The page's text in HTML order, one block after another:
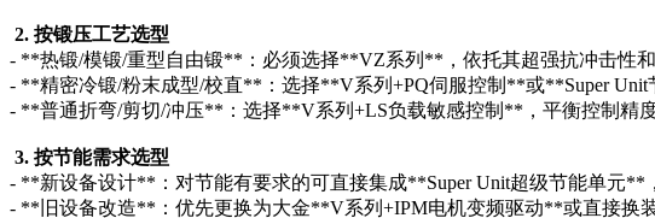
2. 按锻压工艺选型
- **热锻/模锻/重型自由锻**：必须选择**VZ系列**，依托其超强抗冲击性
- **精密冷锻/粉末成型/校直**：选择**V系列+PQ伺服控制**或**Super
- **普通折弯/剪切/冲压**：选择**V系列+LS负载敏感控制**，平衡控制精度
3. 按节能需求选型
- **新设备设计**：对节能有要求的可直接集成**Super Unit超级节能单元**
- **旧设备改造**：优先更换为大金**V系列+IPM电机变频驱动**或直接换